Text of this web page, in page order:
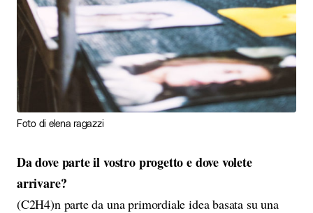
Foto di elena ragazzi
Da dove parte il vostro progetto e dove volete
arrivare?
(C2H4)n parte da una primordiale idea basata su una